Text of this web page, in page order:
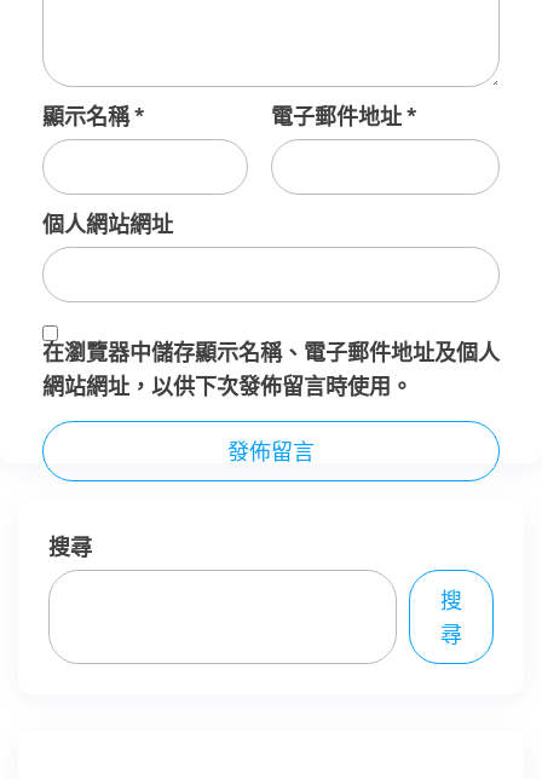
顯示名稱* 電子郵件地址*
個人網站網址
在瀏覽器中儲存顯示名稱、電子郵件地址及個人
網站網址，以供下次發佈留言時使用。
搜尋
搜
尋